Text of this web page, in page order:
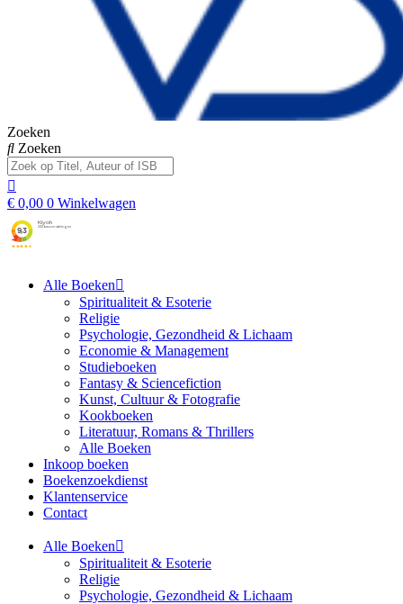
Zoeken
Zoeken
€ 0,00 0 Winkelwagen
Alle Boeken
Spiritualiteit & Esoterie
Religie
Psychologie, Gezondheid & Lichaam
Economie & Management
Studieboeken
Fantasy & Sciencefiction
Kunst, Cultuur & Fotografie
Kookboeken
Literatuur, Romans & Thrillers
Alle Boeken
Inkoop boeken
Boekenzoekdienst
Klantenservice
Contact
Alle Boeken
Spiritualiteit & Esoterie
Religie
Psychologie, Gezondheid & Lichaam